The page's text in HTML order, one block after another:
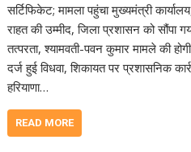
सर्टिफिकेट; मामला पहुंचा मुख्यमंत्री
राहत की उम्मीद, जिला प्रशासन को सौंपा
तत्परता, श्यामवती-पवन कुमार मामले की
दर्ज हुई विधवा, शिकायत पर प्रशासनिक
हरियाणा…
READ MORE